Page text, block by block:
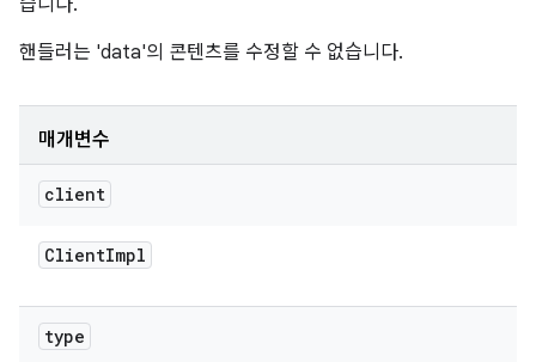
습니다.
핸들러는 'data'의 콘텐츠를 수정할 수 없습니다.
매개변수
client
ClientImpl
type